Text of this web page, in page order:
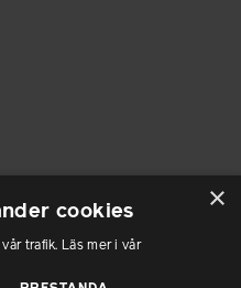
×
cookies
trafik. Läs mer i vår